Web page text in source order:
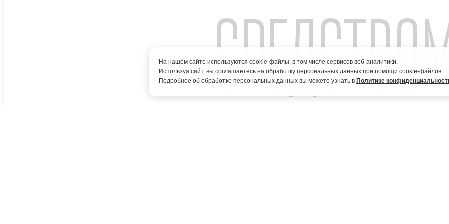
несет ответственность за содержание и корректность работы указанного сайта.
На нашем сайте используются cookie-файлы, в том числе сервисов веб-аналитики.
Используя сайт, вы соглашаетесь на обработку персональных данных при помощи cookie-файлов.
Подробнее об обработке персональных данных вы можете узнать в Политике